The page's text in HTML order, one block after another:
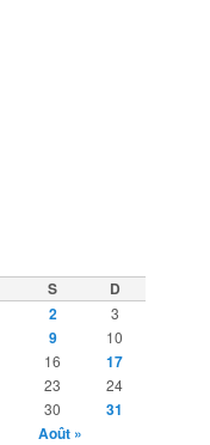
S
D
2 3
9 10
16 17
23
24
30
31
Août »